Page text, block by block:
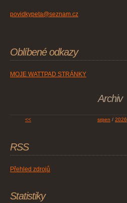
povidkypeta@seznam.cz
Oblíbené odkazy
MOJE WATTPAD STRÁNKY
Archiv
<< srpen / 2026
RSS
Přehled zdrojů
Statistiky